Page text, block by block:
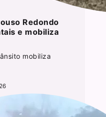
Redondo
e mobiliza
mobiliza